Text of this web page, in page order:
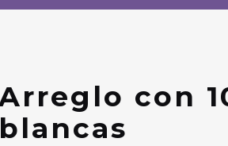
con
blancas